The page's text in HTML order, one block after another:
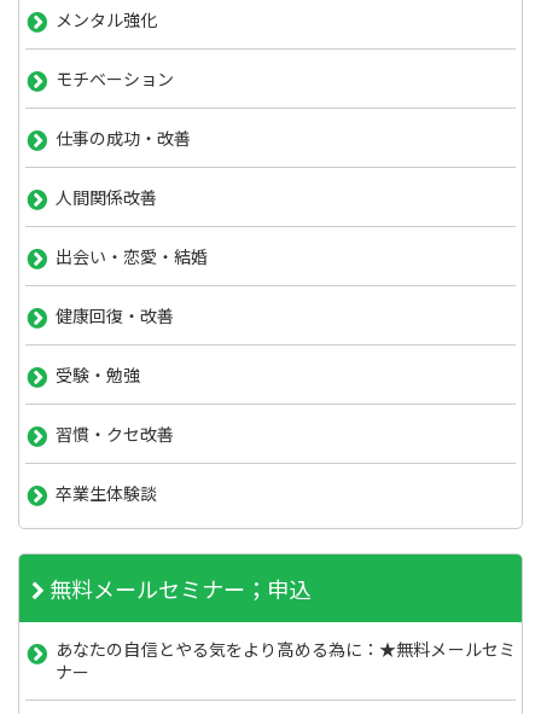
メンタル強化
モチベーション
仕事の成功・改善
人間関係改善
出会い・恋愛・結婚
健康回復・改善
受験・勉強
習慣・クセ改善
卒業生体験談
無料メールセミナー；申込
あなたの自信とやる気をより高める為に：★無料メールセミ
ナー